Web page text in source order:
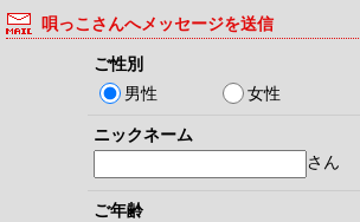
唄っこさんへメッセージを送信